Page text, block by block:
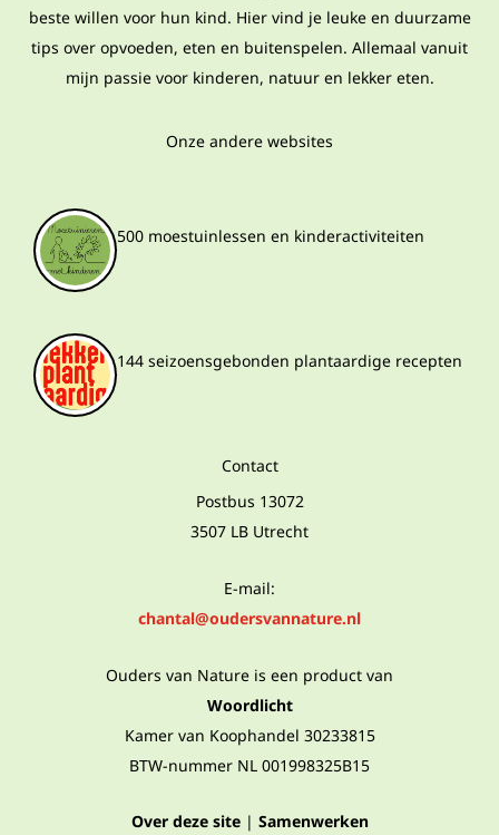
beste willen voor hun kind. Hier vind je leuke en duurzame
tips over opvoeden, eten en buitenspelen. Allemaal vanuit
mijn passie voor kinderen, natuur en lekker eten.
Onze andere websites
500 moestuinlessen en kinderactiviteiten
144 seizoensgebonden plantaardige recepten
Contact
Postbus 13072
3507 LB Utrecht
E-mail:
chantal@oudersvannature.nl
Ouders van Nature is een product van
Woordlicht
Kamer van Koophandel 30233815
BTW-nummer NL 001998325B15
Over deze site| Samenwerken